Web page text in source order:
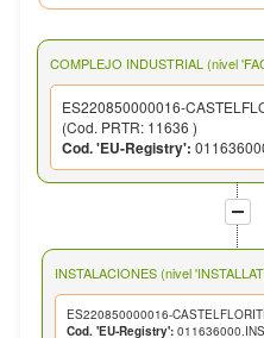
COMPLEJO INDUSTRIAL (nivel
ES220850000016-
(Cod. PRTR: 11636 )
Cod. 'EU-Registry':
INSTALACIONES (nivel
ES220850000016-
Cod. 'EU-Registry':